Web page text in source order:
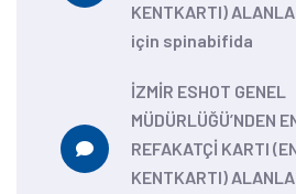
KENTKARTI)
için spinabifida
İZMİR ESHOT GENEL
MÜDÜRLÜĞÜ’NDEN
REFAKATÇİ KARTI
KENTKARTI)